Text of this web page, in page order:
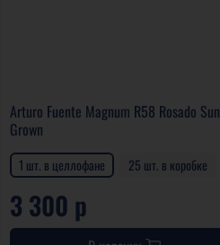
Arturo Fuente Magnum R58 Rosado Sun
Grown
1 шт. в целлофане 25 шт. в коробке
3 300 р